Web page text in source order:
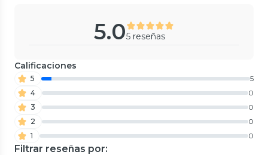
5.05 reseñas
Calificaciones
5
5
4
0
3
0
2
0
1
0
Filtrar reseñas por: